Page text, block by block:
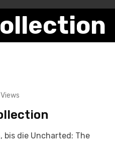
Views
bis die Uncharted: The